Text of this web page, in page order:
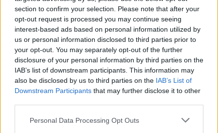
section to confirm your selection. Please note that after your
opt-out request is processed you may continue seeing
interest-based ads based on personal information utilized by
us or personal information disclosed to third parties prior to
your opt-out. You may separately opt-out of the further
disclosure of your personal information by third parties on the
IAB’s list of downstream participants. This information may
also be disclosed by us to third parties on the IAB’s List of
Downstream Participants that may further disclose it to other
Please note that this website/app uses one or more Google
Personal Data Processing Opt Outs
delwelfare aziendale, supportando le aziende
nell’offrire politiche di maternità e paternità più
Secondo un rapporto dell’Istituto Nazionale per
l’Analisi delle Politiche Pubbliche (INAPP), il39,6%
delle donne senza figli tra i 18 e i 49 anni considera
Questa percezione si acuisce tra le più giovani: il